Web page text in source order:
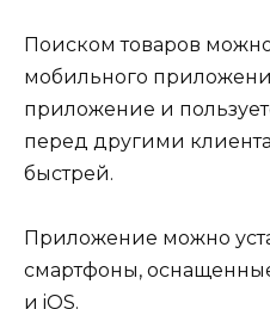
Поиском товаров
мобильного
приложение и
перед другими
быстрей.
Приложение можно
смартфоны,
и iOS.